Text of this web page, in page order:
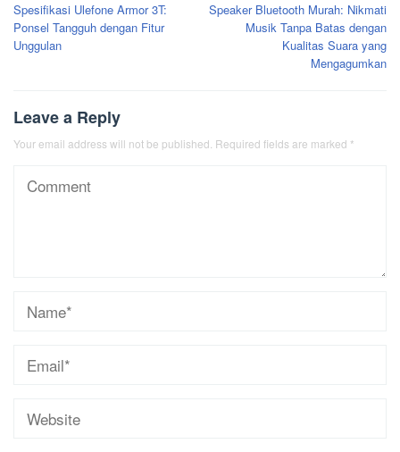
navigation
Spesifikasi Ulefone Armor 3T:
Ponsel Tangguh dengan Fitur
Unggulan
Speaker Bluetooth Murah: Nikmati
Musik Tanpa Batas dengan
Kualitas Suara yang
Mengagumkan
Leave a Reply
Your email address will not be published. Required fields are marked *